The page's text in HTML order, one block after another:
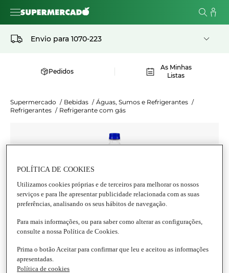
Envio para 1070-223
Pedidos
As Minhas
Listas
Supermercado / Bebidas / Águas, Sumos e Refrigerantes /
Refrigerantes / Refrigerante com gás
POLÍTICA DE COOKIES
Utilizamos cookies próprias e de terceiros para melhorar os nossos
serviços e para lhe apresentar publicidade relacionada com as suas
preferências, analisando os seus hábitos de navegação.
Para mais informações, ou para saber como alterar as configurações,
consulte a nossa Política de Cookies.
Prima o botão Aceitar para confirmar que leu e aceitou as informações
apresentadas.
Política de cookies